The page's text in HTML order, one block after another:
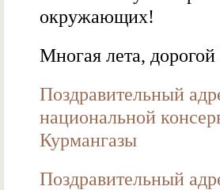
окружающих!
Многая лета,
Поздравительный
национальной
Курмангазы
Поздравительный